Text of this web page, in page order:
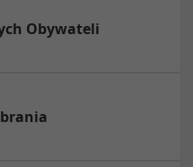
Obywateli